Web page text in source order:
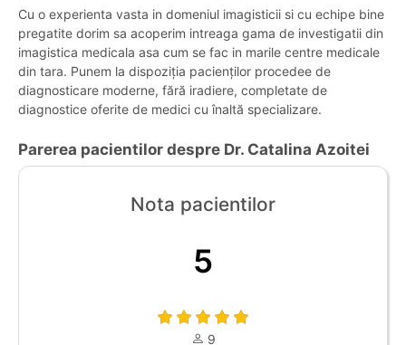
Cu o experienta vasta in domeniul imagisticii si cu echipe bine
pregatite dorim sa acoperim intreaga gama de investigatii din
imagistica medicala asa cum se fac in marile centre medicale
din tara. Punem la dispoziția pacienților procedee de
diagnosticare moderne, fără iradiere, completate de
diagnostice oferite de medici cu înaltă specializare.
Parerea pacientilor despre Dr. Catalina Azoitei
Nota pacientilor
5
9